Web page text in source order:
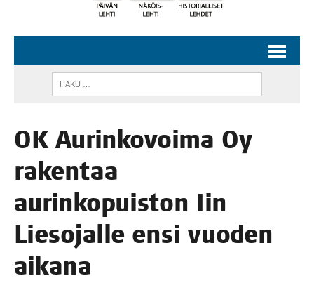
OK Aurin­ko­voi­ma Oy
raken­taa
aurin­ko­puis­ton Iin
Lie­so­jal­le ensi vuo­den
aikana